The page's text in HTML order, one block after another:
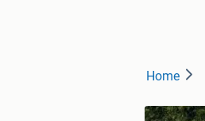
Home